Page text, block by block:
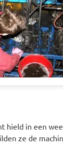
hield in een
ze de